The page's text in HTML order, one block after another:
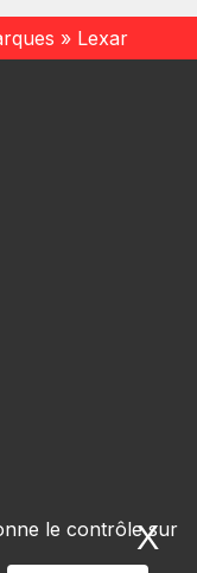
le contrôle sur
X
» Lexar